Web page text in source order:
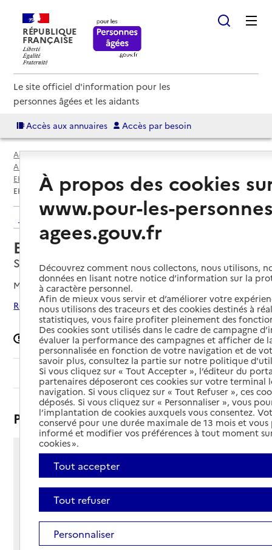
RÉPUBLIQUE
FRANÇAISE
Le site officiel d'information pour les
personnes âgées et les aidants
Accès aux annuaires Accès par besoin
Accueil
Espace annuaire
Annuaire EHPAD et maisons de retraite
EHPAD par département
Yvelines (78)
Sartrouville
EHPAD Stéphanie
Retour aux résultats de l'annuaire
EHPAD Stéphanie
Sartrouville, YVELINES
Mis à jour le28/11/2025
Rechercher les établissements autour de Sartrouville
Signaler une erreur
Sommaire
Présentation
78500 - Sartrouville
Voir itinéraire
Téléphone :
01 39 14 28 54
Contact
Contact
Site Internet
Site internet
À propos des cookies
www.pour-les-
agees.gouv.fr
Découvrez comment nous collectons, nous utilisons,
données en lisant notre notice d’information sur la
à caractère personnel.
Afin de mieux vous servir et d’améliorer votre
nous utilisons des traceurs et des cookies destinés à
statistiques, vous faire profiter pleinement des
Des cookies sont utilisés dans le cadre de campagne
évaluer la performance des campagnes et afficher de
personnalisée en fonction de votre navigation et de
savoir plus, consultez la partie sur notre politique
Si vous cliquez sur « Tout Accepter », l’éditeur du
partenaires déposeront ces cookies sur votre terminal
navigation. Si vous cliquez sur « Tout Refuser », ces
déposés. Si vous cliquez sur « Personnaliser », vous
l’implantation de cookies auxquels vous consentez.
conservé pour une durée maximale de 13 mois et
informé et modifier vos préférences à tout moment
cookies ».
Tout accepter
Tout refuser
Personnaliser